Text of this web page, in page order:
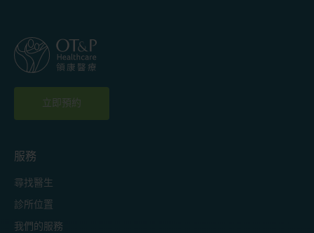
立即預約
服務
尋找醫生
診所位置
我們的服務